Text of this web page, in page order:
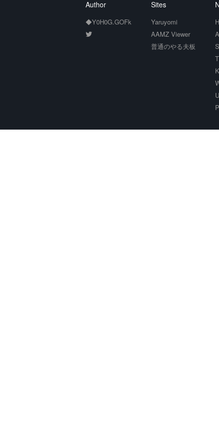
Author
◆Y0H0G.GOFk
Sites
Yaruyomi
AAMZ Viewer
普通のやる夫板